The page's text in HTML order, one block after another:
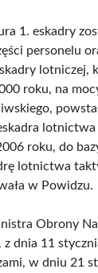
1. eskadry
personelu
lotniczej,
roku, na
roku, do
lotnictwa
w Powidzu.
Obrony
dnia 11
w dniu 21